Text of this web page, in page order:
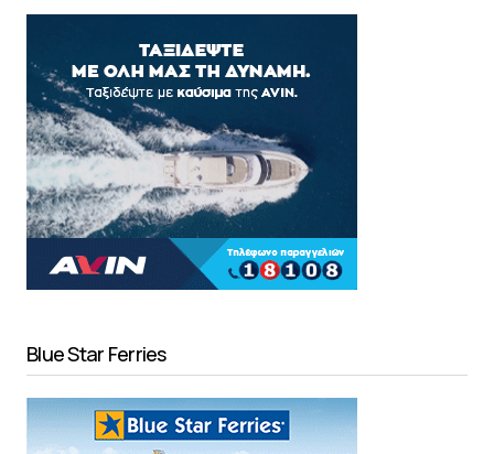
Blue Star Ferries